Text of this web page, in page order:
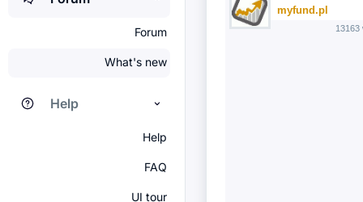
Forum
What's new
Help
Help
FAQ
UI tour
myfund.pl
13163